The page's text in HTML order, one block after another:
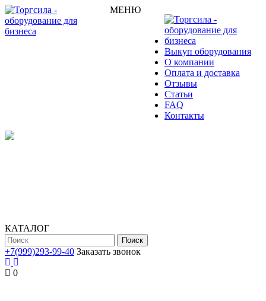
МЕНЮ
Выкуп оборудования
О компании
Оплата и доставка
Отзывы
Статьи
FAQ
Контакты
КАТАЛОГ
Поиск
+7(999)293-99-40 Заказать звонок
0